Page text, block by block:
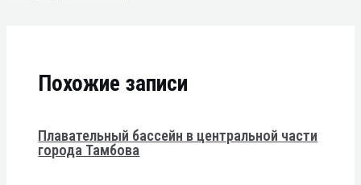
Похожие записи
Плавательный бассейн в центральной части
города Тамбова